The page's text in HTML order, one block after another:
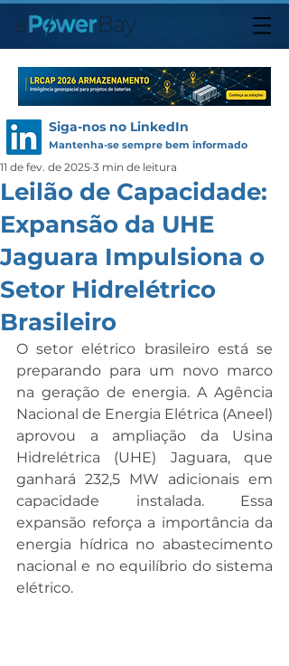
Siga-nos no LinkedIn
Mantenha-se sempre bem informado
Leilão de Capacidade:
Expansão da UHE
Jaguara Impulsiona o
Setor Hidrelétrico
Brasileiro
11 de fev. de 2025 3 min de leitura
O setor elétrico brasileiro está se
preparando para um novo marco
na geração de energia. A Agência
Nacional de Energia Elétrica (Aneel)
aprovou a ampliação da Usina
Hidrelétrica (UHE) Jaguara, que
ganhará 232,5 MW adicionais em
capacidade instalada. Essa
expansão reforça a importância da
energia hídrica no abastecimento
nacional e no equilíbrio do sistema
elétrico.